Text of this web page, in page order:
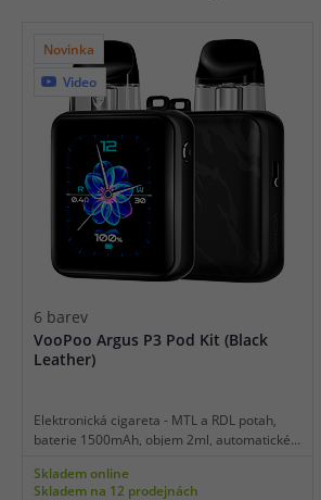
Novinka
Video
6 barev
VooPoo Argus P3 Pod Kit (Black
Leather)
Elektronická cigareta - MTL a RDL potah,
baterie 1500mAh, objem 2ml, automatické
regulace air-flow, dotykový displej,
Skladem online
Skladem na 12 prodejnách